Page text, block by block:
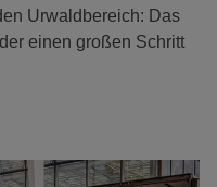
Urwaldbereich: Das
einen großen Schritt